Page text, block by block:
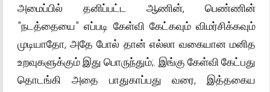
அமைப்பில் தனிப்பட்ட ஆணின், பெண்ணின்
"நடத்தையை" எப்படி கேள்வி கேட்கவும் விமர்சிக்கவும்
முடியாதோ, அதே போல் தான் எல்லா வகையான மனித
உறவுகளுக்கும் இது பொருந்தும்;. இங்கு கேள்வி கேட்பது
தொடங்கி அதை பாதுகாப்பது வரை, இத்தகைய